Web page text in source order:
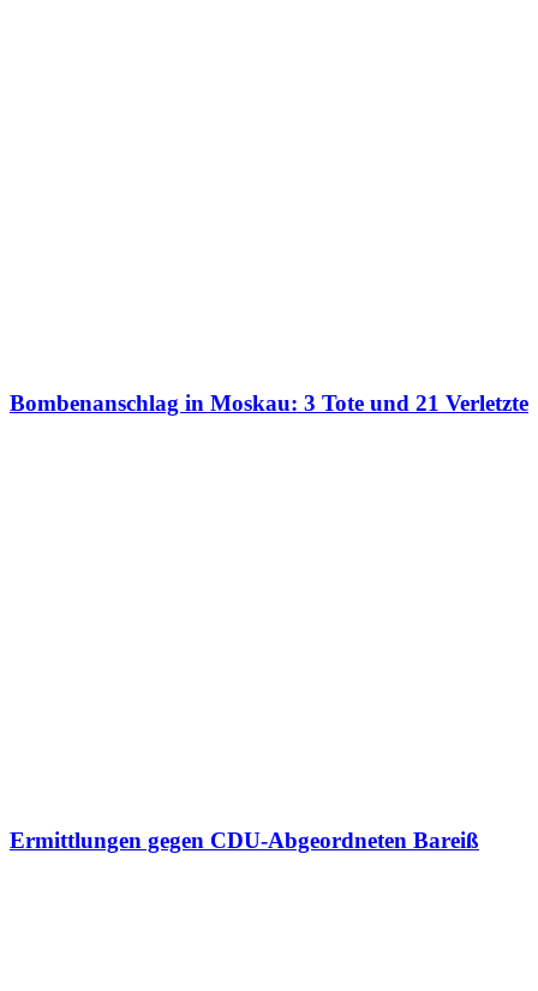
Bombenanschlag in Moskau: 3 Tote und 21 Verletzte
Ermittlungen gegen CDU-Abgeordneten Bareiß